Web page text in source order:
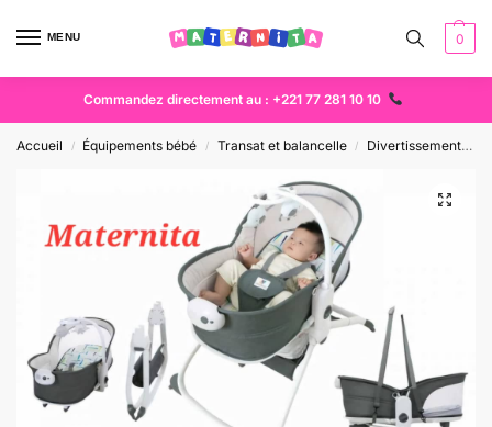
MENU 0
Commandez directement au : +221 77 281 10 10
Accueil / Équipements bébé / Transat et balancelle / Divertissement